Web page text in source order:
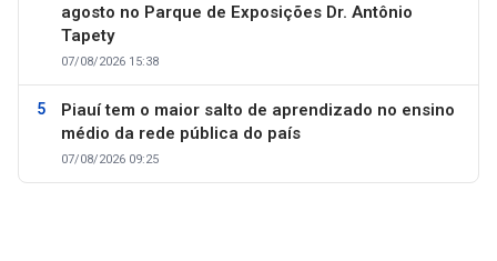
agosto no Parque de Exposições Dr. Antônio
Tapety
07/08/2026 15:38
Piauí tem o maior salto de aprendizado no ensino
médio da rede pública do país
07/08/2026 09:25